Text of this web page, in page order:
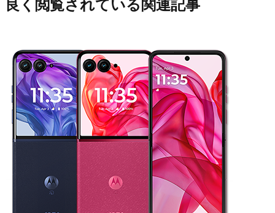
良く閲覧されている関連記事